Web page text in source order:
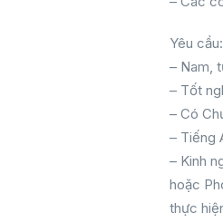
Yêu cầu:
– Nam,
– Tốt
– Có
– Tiếng
– Kinh
hoặc
thực